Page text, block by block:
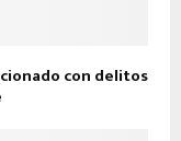
con delitos